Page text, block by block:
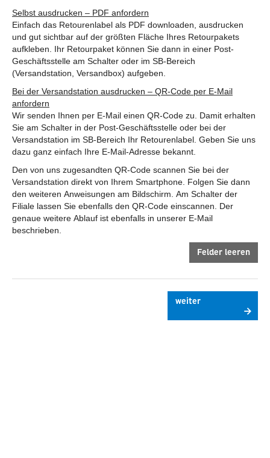
Selbst ausdrucken – PDF anfordern
Einfach das Retourenlabel als PDF downloaden, ausdrucken
und gut sichtbar auf der größten Fläche Ihres Retourpakets
aufkleben. Ihr Retourpaket können Sie dann in einer Post-
Geschäftsstelle am Schalter oder im SB-Bereich
(Versandstation, Versandbox) aufgeben.
Bei der Versandstation ausdrucken – QR-Code per E-Mail
anfordern
Wir senden Ihnen per E-Mail einen QR-Code zu. Damit erhalten
Sie am Schalter in der Post-Geschäftsstelle oder bei der
Versandstation im SB-Bereich Ihr Retourenlabel. Geben Sie uns
dazu ganz einfach Ihre E-Mail-Adresse bekannt.
Den von uns zugesandten QR-Code scannen Sie bei der
Versandstation direkt von Ihrem Smartphone. Folgen Sie dann
den weiteren Anweisungen am Bildschirm. Am Schalter der
Filiale lassen Sie ebenfalls den QR-Code einscannen. Der
genaue weitere Ablauf ist ebenfalls in unserer E-Mail
beschrieben.
Felder leeren
weiter